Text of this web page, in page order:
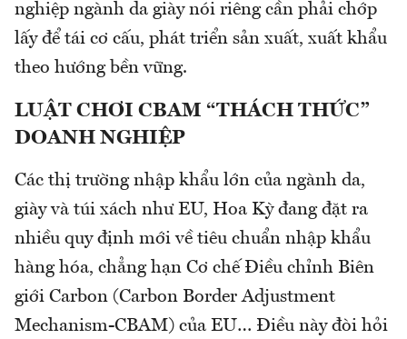
nghiệp ngành da giày nói riêng cần phải chớp
lấy để tái cơ cấu, phát triển sản xuất, xuất khẩu
theo hướng bền vững.
LUẬT CHƠI CBAM “THÁCH THỨC”
DOANH NGHIỆP
Các thị trường nhập khẩu lớn của ngành da,
giày và túi xách như EU, Hoa Kỳ đang đặt ra
nhiều quy định mới về tiêu chuẩn nhập khẩu
hàng hóa, chẳng hạn Cơ chế Điều chỉnh Biên
giới Carbon (Carbon Border Adjustment
Mechanism-CBAM) của EU… Điều này đòi hỏi